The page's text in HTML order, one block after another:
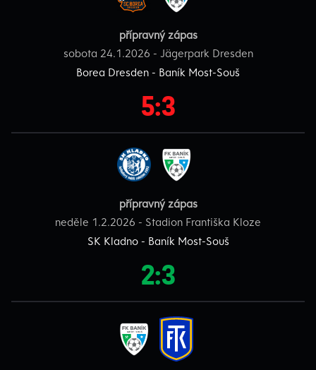
přípravný zápas
sobota 24.1.2026 - Jägerpark Dresden
Borea Dresden - Baník Most-Souš
5:3
přípravný zápas
neděle 1.2.2026 - Stadion Františka Kloze
SK Kladno - Baník Most-Souš
2:3